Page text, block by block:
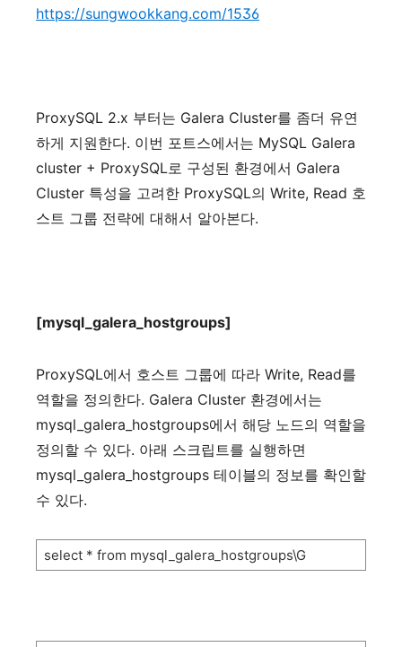
https://sungwookkang.com/1536
ProxySQL 2.x 부터는 Galera Cluster를 좀더 유연
하게 지원한다. 이번 포트스에서는 MySQL Galera
cluster + ProxySQL로 구성된 환경에서 Galera
Cluster 특성을 고려한 ProxySQL의 Write, Read 호
스트 그룹 전략에 대해서 알아본다.
[mysql_galera_hostgroups]
ProxySQL에서 호스트 그룹에 따라 Write, Read를
역할을 정의한다. Galera Cluster 환경에서는
mysql_galera_hostgroups에서 해당 노드의 역할을
정의할 수 있다. 아래 스크립트를 실행하면
mysql_galera_hostgroups 테이블의 정보를 확인할
수 있다.
select * from mysql_galera_hostgroups\G